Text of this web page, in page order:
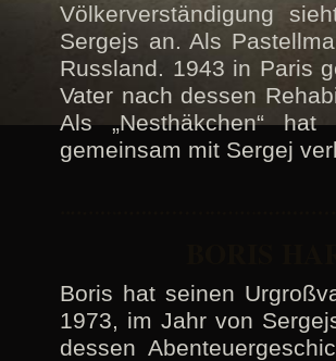
Völkerverständigung
Sergejs an. Als
Russland. 1943 in Paris
Vater nach dessen
Als „Nesthäkchen“
gemeinsam mit Sergej
Boris hat seinen
1973, im Jahr von
dessen